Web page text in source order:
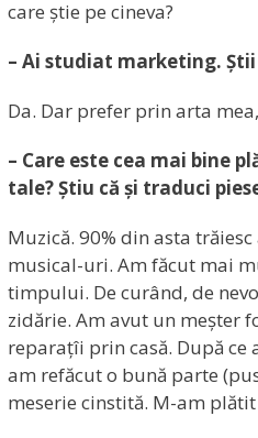
care știe pe cineva?
– Ai studiat marketing. Știi
Da. Dar prefer prin arta
– Care este cea mai bine
tale? Știu că și traduci
Muzică. 90% din asta
musical-uri. Am făcut mai
timpului. De curând, de
zidărie. Am avut un meșter
reparațîi prin casă. După ce
am refăcut o bună parte
meserie cinstită. M-am